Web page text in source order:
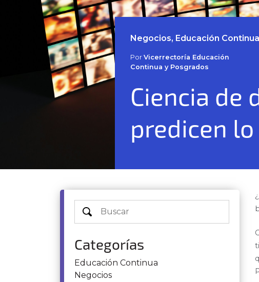
Negocios, Educación
Por Vicerrectoría Educación
Continua y Posgrados
Ciencia de
predicen
Categorías
Educación Continua
Negocios